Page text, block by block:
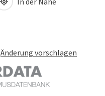
Änderung vorschlagen